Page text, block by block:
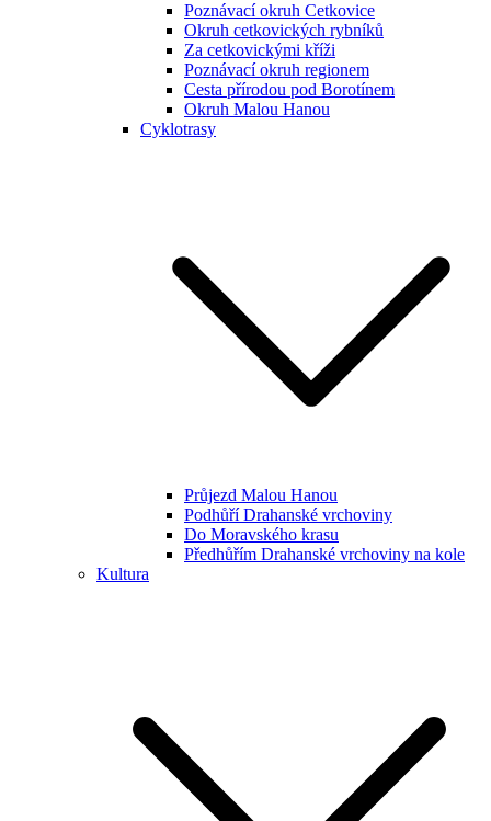
Poznávací okruh Cetkovice
Okruh cetkovických rybníků
Za cetkovickými kříži
Poznávací okruh regionem
Cesta přírodou pod Borotínem
Okruh Malou Hanou
Cyklotrasy
Průjezd Malou Hanou
Podhůří Drahanské vrchoviny
Do Moravského krasu
Předhůřím Drahanské vrchoviny na kole
Kultura